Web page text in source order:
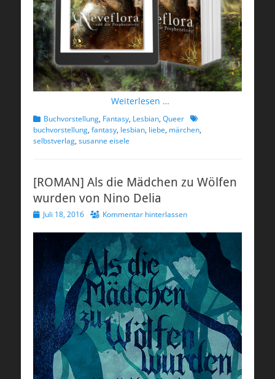
Weiterlesen …
Kategorien
Buchvorstellung, Fantasy, Lesbian, Queer Schlagworte
buchvorstellung, fantasy, lesbian, liebe, märchen,
selbstverlag, susanne eisele
[ROMAN] Als die Mädchen zu Wölfen
wurden von Nino Delia
Veröffentlicht
Juli 18, 2016 Kommentar hinterlassen